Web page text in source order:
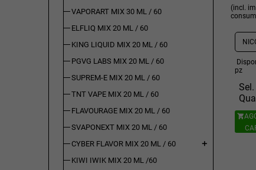
VAPORART MIX 30 ML / 60
ELFLIQ MIX 20 ML / 60
KING LIQUID MIX 20 ML / 60
PGVG LABS MIX 20 ML / 60
SUPREM-E MIX 20 ML / 60
TNT VAPE MIX 20 ML / 60
FLAVOURAGE MIX 20 ML / 60
SVAPONEXT MIX 20 ML / 60
CYBER FLAVOR MIX 20 ML / 60
add
KIWI IWIK MIX 20 ML /60
(incl.
pz
Sel.
